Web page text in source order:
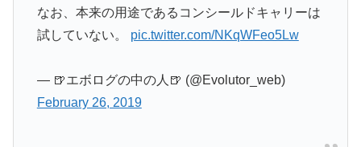
なお、本来の用途であるコンシールドキャリーは
試していない。 pic.twitter.com/NKqWFeo5Lw
— 🍺エボログの中の人🍺 (@Evolutor_web)
February 26, 2019